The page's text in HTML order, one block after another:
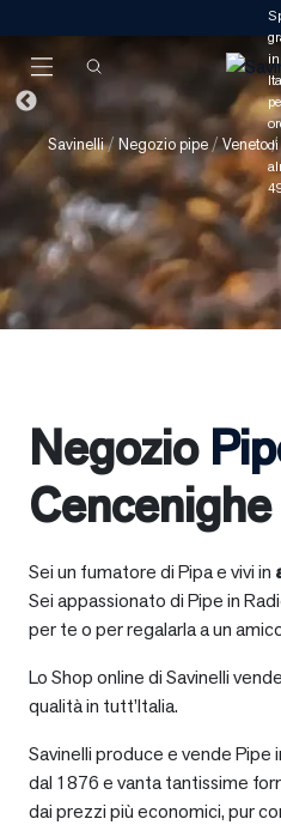
Savinelli/ Negozio pipe/Veneto/
Negozio
Sei un fumatore di Pipa e vivi in
Sei appassionato di Pipe in
per te o per regalarla a un
Lo Shop online di Savinelli
qualità in tutt’Italia.
Savinelli produce e vende Pipe
dal 1876 e vanta tantissime
dai prezzi più economici, pur